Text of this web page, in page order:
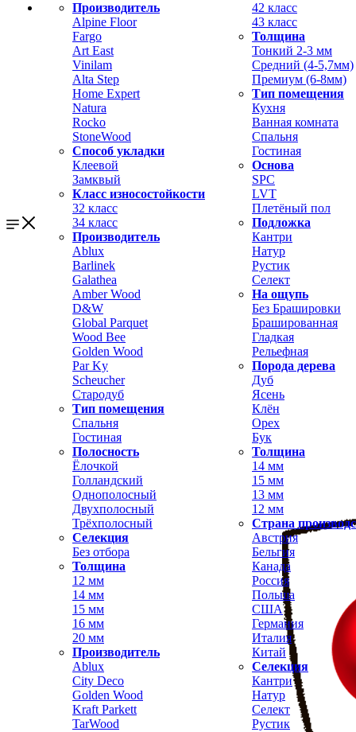
Производитель
Alpine Floor
Fargo
Art East
Vinilam
Alta Step
Home Expert
Natura
Rocko
StoneWood
Способ укладки
Клеевой
Замквый
Класс износостойкости
32 класс
34 класс
42 класс
43 класс
Толщина
Тонкий 2-3 мм
Средний (4-5,7мм)
Премиум (6-8мм)
Тип помещения
Кухня
Ванная комната
Спальня
Гостиная
Основа
SPC
LVT
Плетёный пол
Подложка
Производитель
Ablux
Barlinek
Galathea
Amber Wood
D&W
Global Parquet
Wood Bee
Golden Wood
Par Ky
Scheucher
Стародуб
Тип помещения
Спальня
Гостиная
Полосность
Ёлочкой
Голландский
Однополосный
Двухполосный
Трёхполосный
Селекция
Без отбора
Кантри
Натур
Рустик
Селект
На ощупь
Без Брашировки
Брашированная
Гладкая
Рельефная
Порода дерева
Дуб
Ясень
Клён
Орех
Бук
Толщина
14 мм
15 мм
13 мм
12 мм
Страна
Австрия
Бельгия
Толщина
12 мм
14 мм
15 мм
16 мм
20 мм
Производитель
Ablux
City Deco
Golden Wood
Kraft Parkett
TarWood
Канада
Россия
Польша
США
Германия
Италия
Китай
Селекция
Кантри
Натур
Селект
Рустик